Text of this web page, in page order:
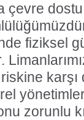
çevre
fiziksel
karşı
zorunlu